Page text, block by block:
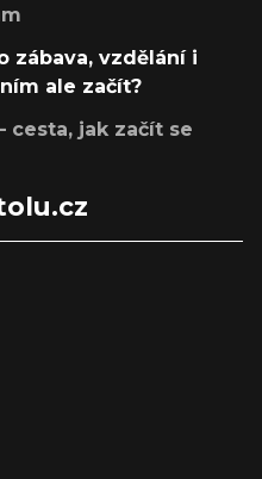
zábava, vzdělání i
ale začít?
cesta, jak začít se